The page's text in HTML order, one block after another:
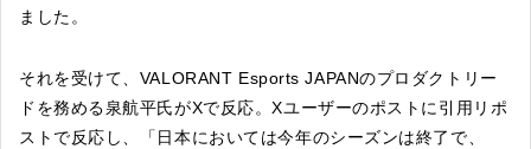
ました。
それを受けて、VALORANT Esports JAPANのプロダクトリー
ドを務める泉航平氏がXで反応。Xユーザーのポストに引用リポ
ストで反応し、「日本においては今年のシーズンは終了で、